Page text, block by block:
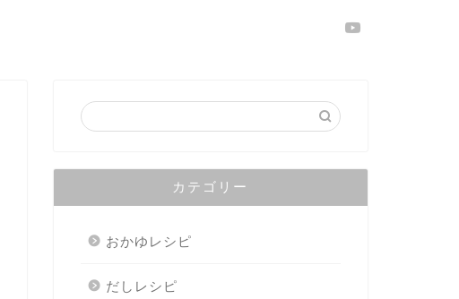
カテゴリー
おかゆレシピ
だしレシピ